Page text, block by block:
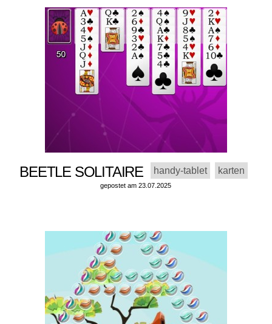
BEETLE SOLITAIRE handy-tablet karten
gepostet am 23.07.2025